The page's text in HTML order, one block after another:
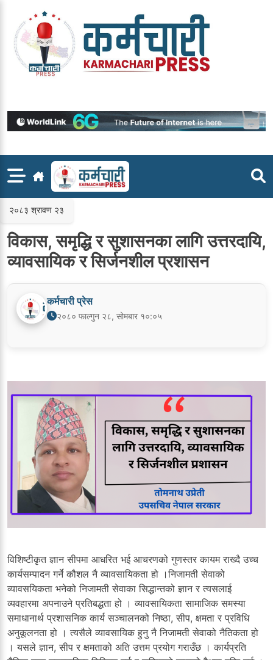
content
२०८३ श्रावण २३
विकास, समृद्धि र सुशासनका लागि उत्तरदायि,
व्यावसायिक र सिर्जनशील प्रशासन
कर्मचारी प्रेस
२०८० फाल्गुन २८, सोमबार १०:०५
विशिष्टीकृत ज्ञान सीपमा आधरित भई आचरणको गुणस्तर कायम राख्दै उच्च
कार्यसम्पादन गर्ने कौशल नै व्यावसायिकता हो ।निजामती सेवाको
व्यावसयिकता भनेको निजामती सेवाका सिद्धान्तको ज्ञान र त्यसलाई
व्यवहारमा अपनाउने प्रतिबद्धता हो । व्यावसायिकता सामाजिक समस्या
समाधानार्थ प्रशासनिक कार्य सञ्चालनको निष्ठा, सीप, क्षमता र प्रविधि
अनुकूलनता हो । त्यसैले व्यावसायिक हुनु नै निजामती सेवाको नैतिकता हो
। यसले ज्ञान, सीप र क्षमताको अति उत्तम प्रयोग गराउँछ । कार्यप्रति